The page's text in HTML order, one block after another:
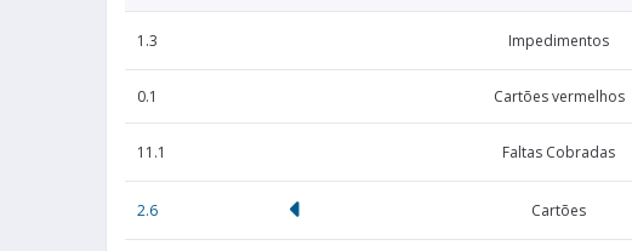
1.3 Impedimentos
0.1 Cartões vermelhos
11.1 Faltas Cobradas
2.6 Cartões